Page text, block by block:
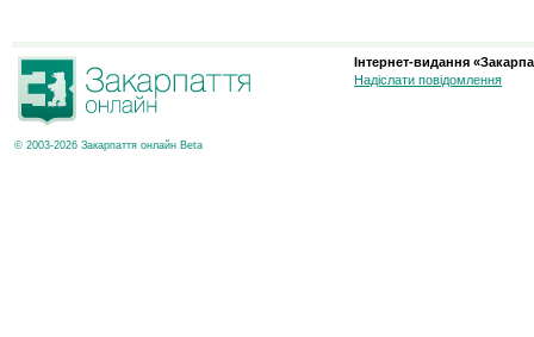
© 2003-2026 Закарпаття онлайн Beta
Інтернет-видання
Надіслати повідомлення